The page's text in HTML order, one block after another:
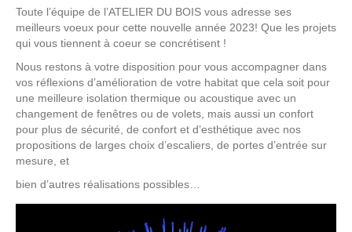
Toute l’équipe de l’ATELIER DU BOIS vous adresse ses
meilleurs voeux pour cette nouvelle année 2023! Que les projets
qui vous tiennent à coeur se concrétisent !
Nous restons à votre disposition pour vous accompagner dans
vos réflexions d’amélioration de votre habitat que cela soit pour
une meilleure isolation thermique ou acoustique avec un
changement de fenêtres ou de volets, mais aussi un confort
pour plus de sécurité, de confort et d’esthétique avec nos
propositions de larges choix d’escaliers, de portes d’entrée sur
mesure, et
bien d’autres réalisations possibles…